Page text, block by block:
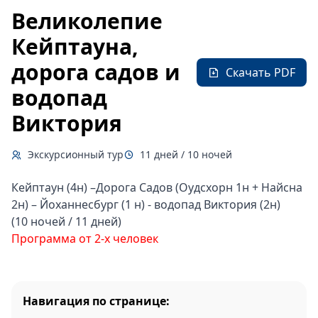
Великолепие
Кейптауна,
дорога садов и
водопад
Виктория
Скачать PDF
Экскурсионный тур 11 дней / 10 ночей
Кейптаун (4н) –Дорога Садов (Оудсхорн 1н + Найсна
2н) – Йоханнесбург (1 н) - водопад Виктория (2н)
(10 ночей / 11 дней)
Программа от 2-х человек
Навигация по странице: